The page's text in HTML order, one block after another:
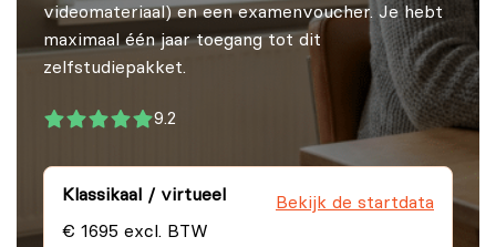
videomateriaal) en een examenvoucher. Je hebt
maximaal één jaar toegang tot dit
zelfstudiepakket.
9.2
Klassikaal / virtueel
€ 1695 excl. BTW
Bekijk de startdata